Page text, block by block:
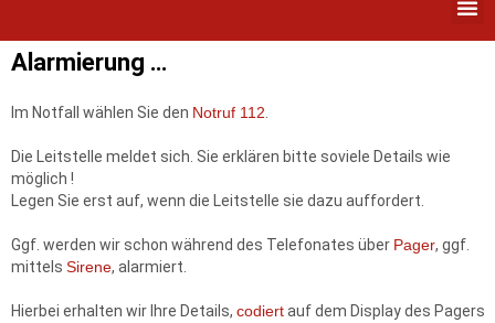
Alarmierung …
Im Notfall wählen Sie den Notruf 112
Die Leitstelle meldet sich. Sie erklären bitte soviele Details wie
möglich !
Legen Sie erst auf, wenn die Leitstelle sie dazu auffordert.
Ggf. werden wir schon während des Telefonates über Pager, ggf.
mittels Sirene, alarmiert.
Hierbei erhalten wir Ihre Details, codiertauf dem Display des Pagers